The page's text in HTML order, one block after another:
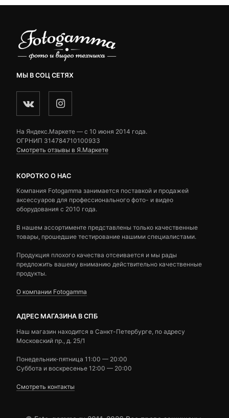
МЫ В СОЦ СЕТЯХ
На Яндекс.Маркете — c 10 июня 2014 года.
ОГРНИП 314784710100933
Смотреть отзывы в Я.Маркете
КОРОТКО О НАС
Компания Fotogamma занимается поставкой и продажей
аксессуаров для профессионального фото- и видео
оборудования с 2010 года.
В нашем ассортименте представлены только качественные
товары, прошедшие тестирование нашими специалистами.
Продукция плохого качества отсеивается и мы рады
предложить вашему вниманию действительно качественные
продукты.
О компании Fotogamma
АДРЕС МАГАЗИНА В СПБ
Наш магазин находится в Санкт-Петербурге, по адресу
Московский пр., д. 25/1
Понедельник-пятница 11:00 — 20:00
Суббота и воскресенье 12:00 — 20:00
Смотреть контакты